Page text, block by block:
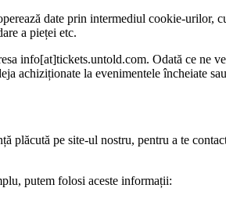
date prin intermediul cookie-urilor,
a pieței etc.
info[at]tickets.untold.com. Odată ce ne
achiziționate la evenimentele încheiate
plăcută pe site-ul nostru, pentru a te
putem folosi aceste informații: